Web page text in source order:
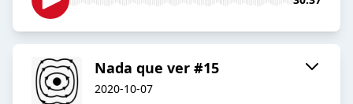
Nada que ver #15
2020-10-07